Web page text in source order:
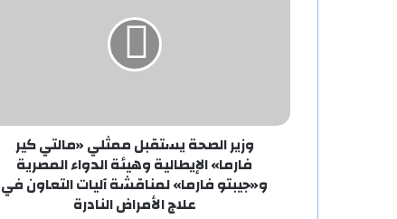
وزير الصحة يستقبل ممثلي «مالتي كير
فارما» الإيطالية وهيئة الدواء المصرية
و«جيبتو فارما» لمناقشة آليات التعاون في
علاج الأمراض النادرة